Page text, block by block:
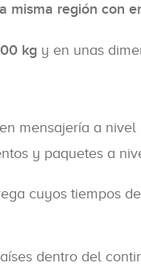
misma región con
kg y en unas
mensajería a
y paquetes a
cuyos tiempos
dentro del